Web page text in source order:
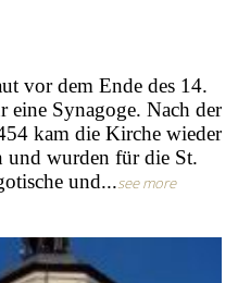
vor dem Ende des 14.
eine Synagoge. Nach der
kam die Kirche wieder
und wurden für die St.
und...see more